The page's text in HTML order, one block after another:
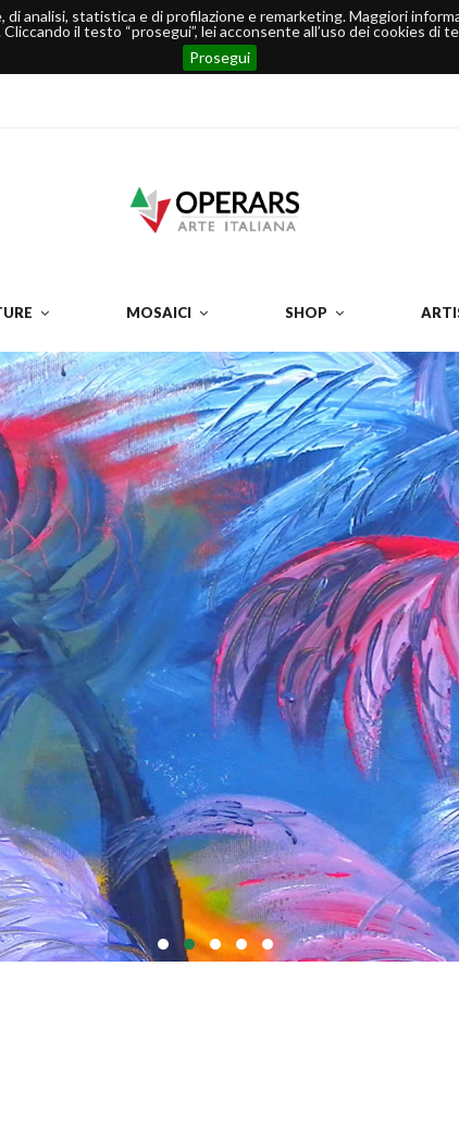
analisi, statistica e di profilazione e remarketing. Maggiori
Cliccando il testo “prosegui”, lei acconsente all’uso dei cookies di
Prosegui
MOSAICI SHOP